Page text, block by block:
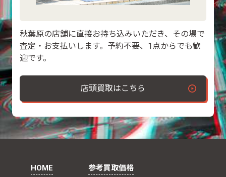
秋葉原の店舗に直接お持ち込みいただき、その場で
査定・お支払いします。予約不要、1点からでも歓
迎です。
店頭買取はこちら
HOME 参考買取価格